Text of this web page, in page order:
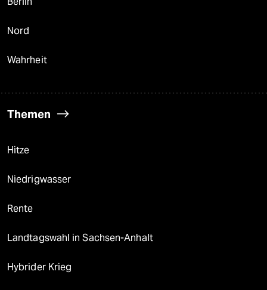
Nord
Wahrheit
Themen
Hitze
Niedrigwasser
Rente
Landtagswahl in Sachsen-Anhalt
Hybrider Krieg